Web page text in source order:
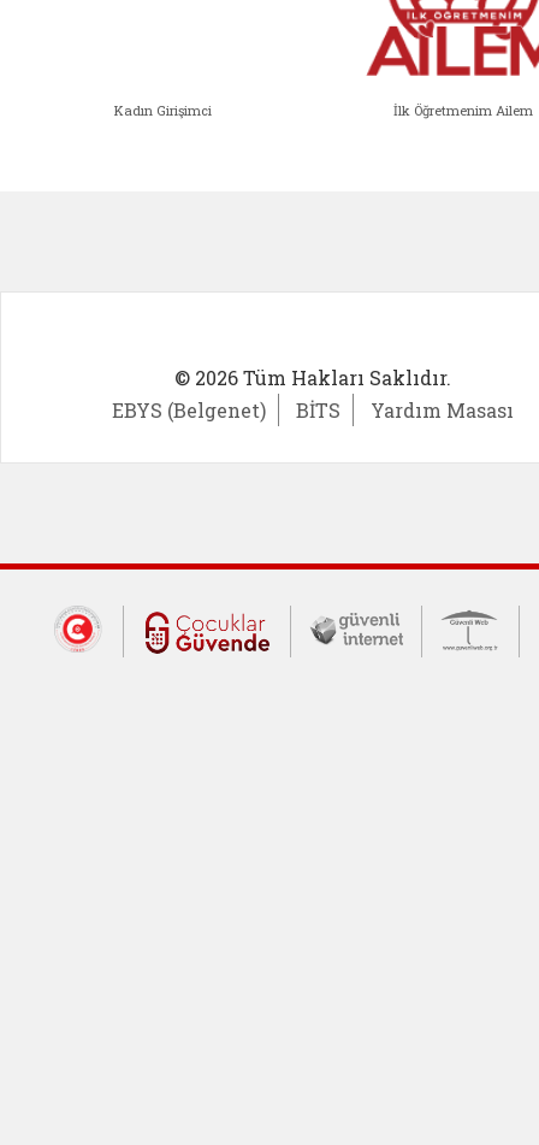
Kadın Girişimci İlk Öğretmenim Ailem
© 2026 Tüm Hakları Saklıdır.
EBYS (Belgenet)
BİTS Yardım Masası
Dış Bağlantılar
Cumhurbaşkanlığı İletişim Merkezi
Çocuklar Güvende (yeni
Güvenli